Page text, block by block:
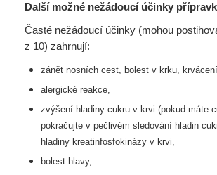
Další možné nežádoucí účinky
Časté nežádoucí účinky (mohou
z 10) zahrnují:
zánět nosních cest, bolest v krku,
alergické reakce,
zvýšení hladiny cukru v krvi (pokud máte
pokračujte v pečlivém sledování hladin
hladiny kreatinfosfokinázy v krvi,
bolest hlavy,